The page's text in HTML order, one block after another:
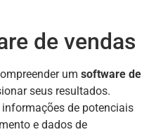
de vendas
um software de
seus resultados.
de potenciais
e dados de